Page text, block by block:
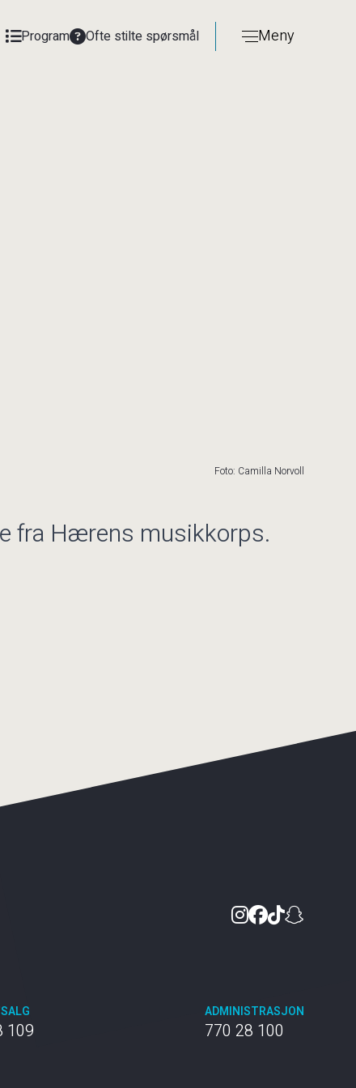
Program Ofte stilte spørsmål Meny
Foto: Camilla Norvoll
fra Hærens musikkorps.
Instagram
Facebook
TikTok
109
ADMINISTRASJON
770 28 100